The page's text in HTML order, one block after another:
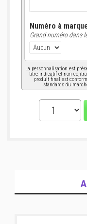
Numéro à
Grand numéro dans
La personnalisation est
titre indicatif et non
produit final est
standards du